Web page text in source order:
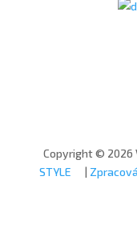
Copyright ©
STYLE
|